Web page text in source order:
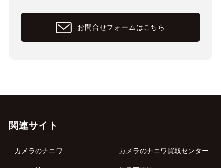
お問合せフォームはこちら
関連サイト
カメラのナニワ カメラのナニワ買取センター